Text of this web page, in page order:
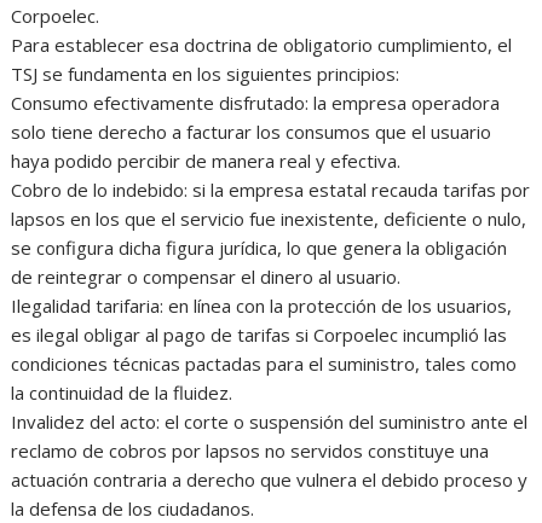
Corpoelec.
Para establecer esa doctrina de obligatorio cumplimiento, el
TSJ se fundamenta en los siguientes principios:
Consumo efectivamente disfrutado: la empresa operadora
solo tiene derecho a facturar los consumos que el usuario
haya podido percibir de manera real y efectiva.
Cobro de lo indebido: si la empresa estatal recauda tarifas por
lapsos en los que el servicio fue inexistente, deficiente o nulo,
se configura dicha figura jurídica, lo que genera la obligación
de reintegrar o compensar el dinero al usuario.
Ilegalidad tarifaria: en línea con la protección de los usuarios,
es ilegal obligar al pago de tarifas si Corpoelec incumplió las
condiciones técnicas pactadas para el suministro, tales como
la continuidad de la fluidez.
Invalidez del acto: el corte o suspensión del suministro ante el
reclamo de cobros por lapsos no servidos constituye una
actuación contraria a derecho que vulnera el debido proceso y
la defensa de los ciudadanos.